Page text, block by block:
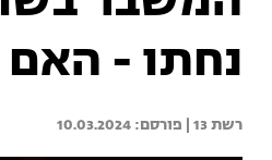
נחתו - האם
רשת 13 | 10.03.2024